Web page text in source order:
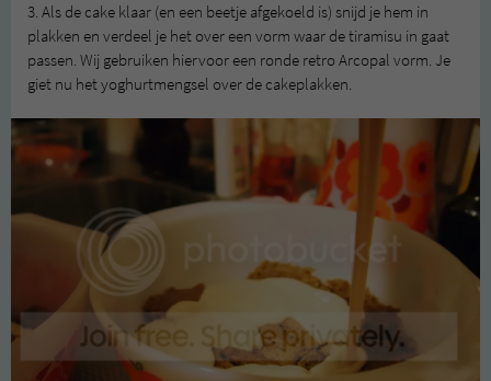
3. Als de cake klaar (en een beetje afgekoeld is) snijd je hem in
plakken en verdeel je het over een vorm waar de tiramisu in gaat
passen. Wij gebruiken hiervoor een ronde retro Arcopal vorm. Je
giet nu het yoghurtmengsel over de cakeplakken.